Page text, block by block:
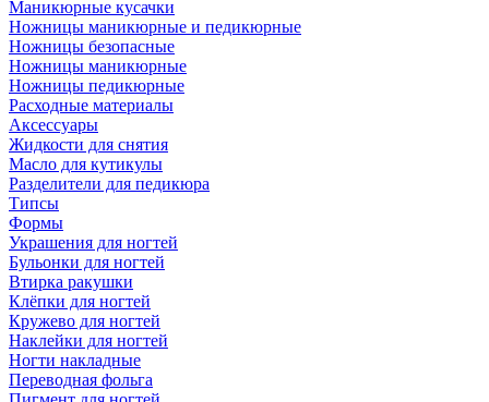
Маникюрные кусачки
Ножницы маникюрные и педикюрные
Ножницы безопасные
Ножницы маникюрные
Ножницы педикюрные
Расходные материалы
Аксессуары
Жидкости для снятия
Масло для кутикулы
Разделители для педикюра
Типсы
Формы
Украшения для ногтей
Бульонки для ногтей
Втирка ракушки
Клёпки для ногтей
Кружево для ногтей
Наклейки для ногтей
Ногти накладные
Переводная фольга